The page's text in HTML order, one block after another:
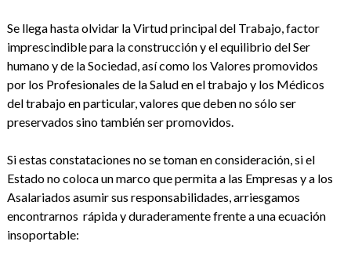
Se llega hasta olvidar la Virtud principal del Trabajo, factor
imprescindible para la construcción y el equilibrio del Ser
humano y de la Sociedad, así como los Valores promovidos
por los Profesionales de la Salud en el trabajo y los Médicos
del trabajo en particular, valores que deben no sólo ser
preservados sino también ser promovidos.
Si estas constataciones no se toman en consideración, si el
Estado no coloca un marco que permita a las Empresas y a los
Asalariados asumir sus responsabilidades, arriesgamos
encontrarnos rápida y duraderamente frente a una ecuación
insoportable: